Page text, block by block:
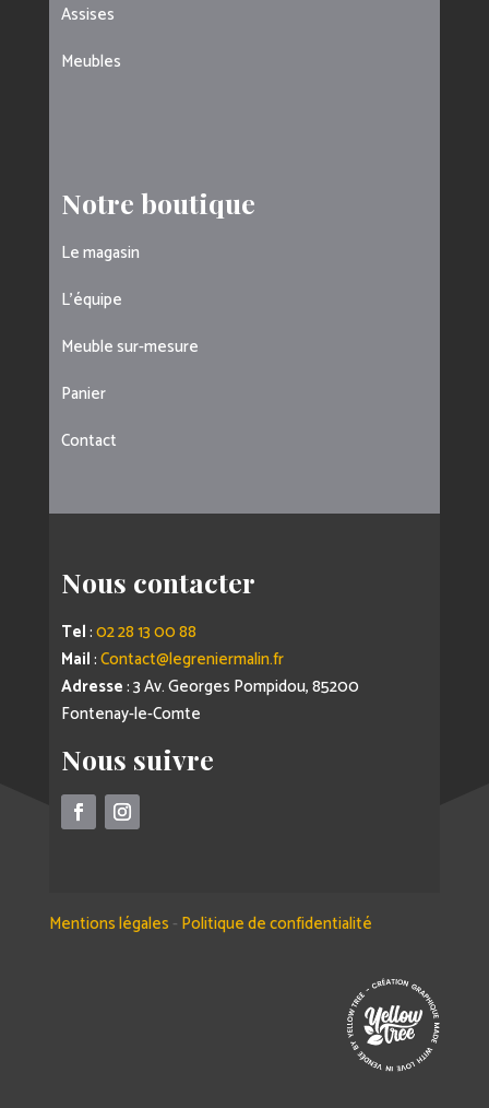
Assises
Meubles
Notre boutique
Le magasin
L’équipe
Meuble sur-mesure
Panier
Contact
Nous contacter
Tel:02 28 13 00 88
Mail:Contact@legreniermalin.fr
Adresse: 3 Av. Georges Pompidou, 85200
Fontenay-le-Comte
Nous suivre
Mentions légales - Politique de confidentialité